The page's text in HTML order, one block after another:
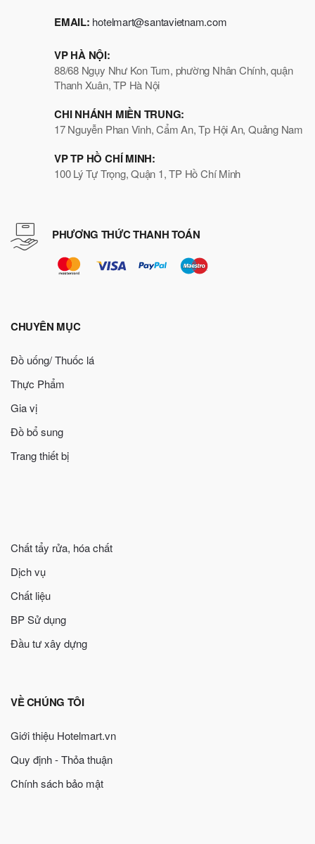
EMAIL: hotelmart@santavietnam.com
VP HÀ NỘI:
88/68 Ngụy Như Kon Tum, phường Nhân Chính, quận
Thanh Xuân, TP Hà Nội
CHI NHÁNH MIỀN TRUNG:
17 Nguyễn Phan Vinh, Cẩm An, Tp Hội An, Quảng Nam
VP TP HỒ CHÍ MINH:
100 Lý Tự Trọng, Quận 1, TP Hồ Chí Minh
PHƯƠNG THỨC THANH TOÁN
CHUYÊN MỤC
Đồ uống/ Thuốc lá
Thực Phẩm
Gia vị
Đồ bổ sung
Trang thiết bị
Chất tẩy rửa, hóa chất
Dịch vụ
Chất liệu
BP Sử dụng
Đầu tư xây dựng
VỀ CHÚNG TÔI
Giới thiệu Hotelmart.vn
Quy định - Thỏa thuận
Chính sách bảo mật